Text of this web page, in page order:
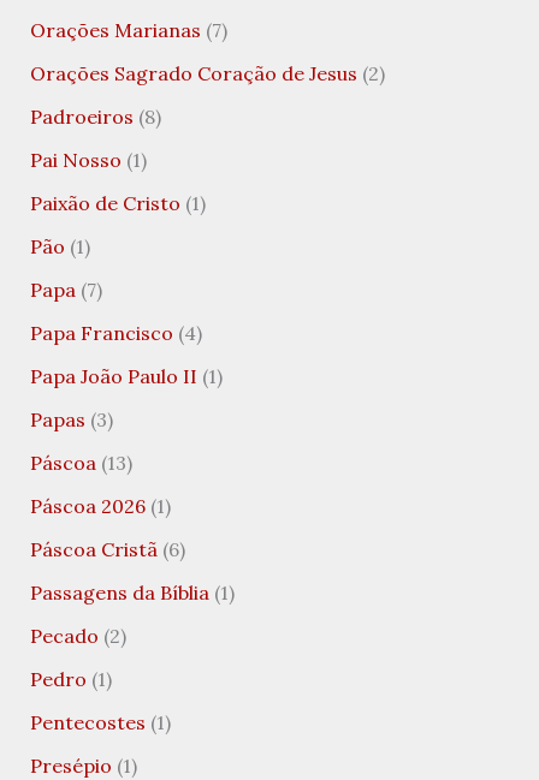
Orações Marianas (7)
Orações Sagrado Coração de Jesus (2)
Padroeiros (8)
Pai Nosso (1)
Paixão de Cristo (1)
Pão (1)
Papa (7)
Papa Francisco (4)
Papa João Paulo II (1)
Papas (3)
Páscoa (13)
Páscoa 2026(1)
Páscoa Cristã (6)
Passagens da Bíblia (1)
Pecado (2)
Pedro (1)
Pentecostes (1)
Presépio (1)